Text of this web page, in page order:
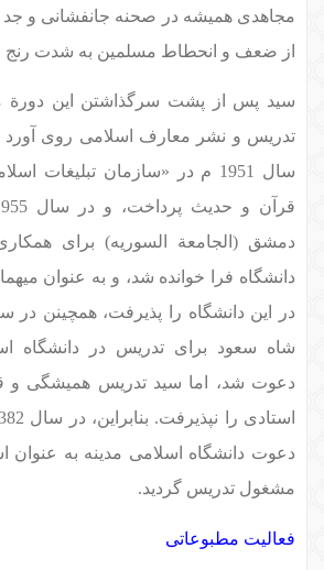
مجاهدی همیشه در صحنه جانفشانی و جد
از ضعف و انحطاط مسلمین به شدت رنج
سید پس از پشت سرگذاشتن این دورة
سال 1951 م در «سازمان تبلیغات
دمشق (الجامعة السوریه) برای
دانشگاه فرا خوانده شد، و به عنوان
شاه سعود برای تدریس در دانشگاه
دعوت شد، اما سید تدریس همیشگی
دعوت دانشگاه اسلامی مدینه به عنوان
مشغول تدریس گردید.
فعالیت مطبوعاتی